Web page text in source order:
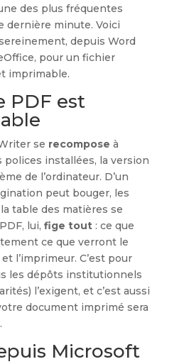
des plus fréquentes
dernière minute. Voici
depuis Word
pour un fichier
imprimable.
PDF est
se recompose à
polices installées, la version
de l’ordinateur. D’un
peut bouger, les
table des matières se
lui, fige tout: ce que
ce que verront le
l’imprimeur. C’est pour
les dépôts institutionnels
l’exigent, et c’est aussi
document imprimé sera
Microsoft